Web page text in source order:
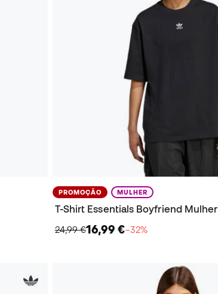
PROMOÇÃO MULHER
T-Shirt Essentials Boyfriend Mulher
24,99 €16,99 €−32%